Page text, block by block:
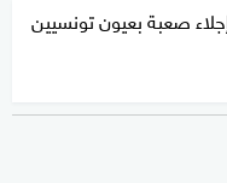
صعبة بعيون تونسيين